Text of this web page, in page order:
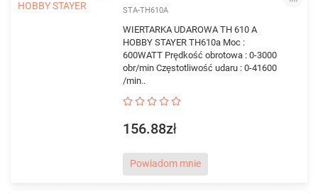
STA-TH610A
WIERTARKA UDAROWA TH 610 A
HOBBY STAYER TH610a Moc :
600WATT Prędkość obrotowa : 0-3000
obr/min Częstotliwość udaru : 0-41600
/min..
156.88zł
Powiadom mnie